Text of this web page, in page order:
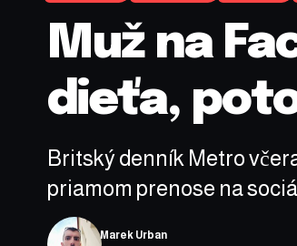
Muž na
dieťa,
Britský denník Metro
priamom prenose na
Marek Urban